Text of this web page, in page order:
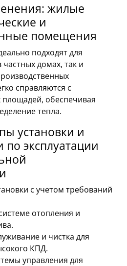
жилые
и
помещения
подходят для
частных домах, так и
справляются с
обеспечивая
тепла.
установки и
эксплуатации
с учетом требований
отопления и
и чистка для
КПД.
управления для